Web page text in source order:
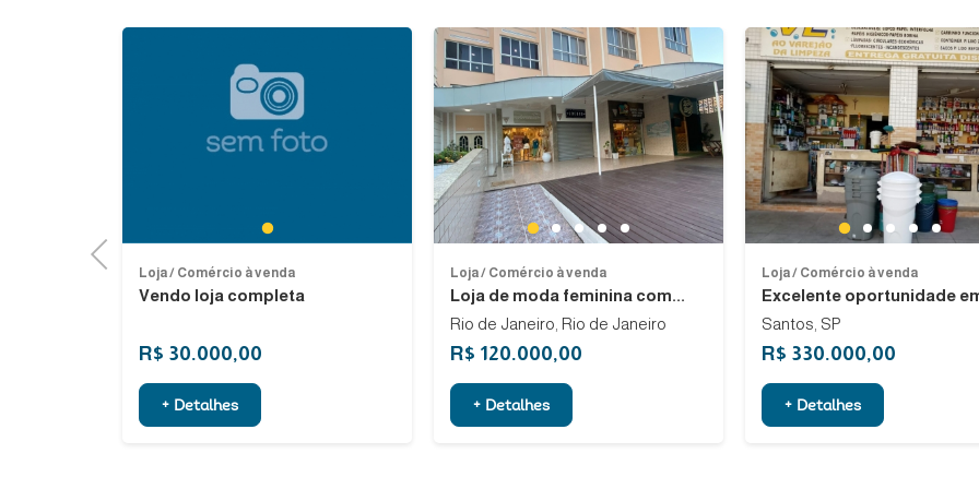
Previous
1
Loja / Comércio à venda
Vendo loja completa
R$ 30.000,00
+ Detalhes
Previous Next
1 2 3 4 5
Loja / Comércio à venda
Loja de moda feminina com...
Rio de Janeiro, Rio de Janeiro
R$ 120.000,00
+ Detalhes
Previous
1 2 3 4 5
Loja / Comércio à venda
Excelente oportunidade
Santos, SP
R$ 330.000,00
+ Detalhes